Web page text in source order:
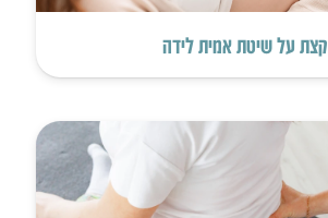
קצת על שיטת אמית לידה